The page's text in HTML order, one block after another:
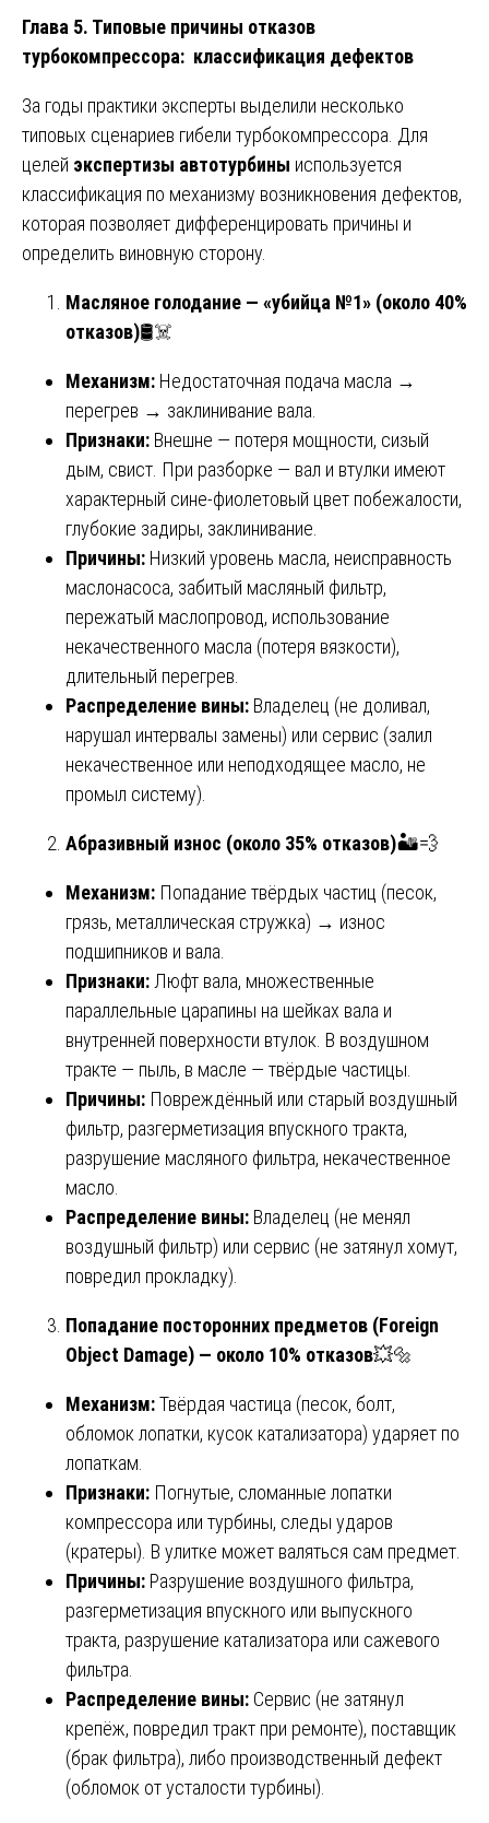
Глава 5. Типовые причины отказов
турбокомпрессора: классификация дефектов
За годы практики эксперты выделили несколько
типовых сценариев гибели турбокомпрессора. Для
целей экспертизы автотурбины используется
классификация по механизму возникновения дефектов,
которая позволяет дифференцировать причины и
определить виновную сторону.
Масляное голодание — «убийца №1» (около 40%
отказов)🛢️☠️
Механизм: Недостаточная подача масла →
перегрев → заклинивание вала.
Признаки: Внешне — потеря мощности, сизый
дым, свист. При разборке — вал и втулки имеют
характерный сине-фиолетовый цвет побежалости,
глубокие задиры, заклинивание.
Причины: Низкий уровень масла, неисправность
маслонасоса, забитый масляный фильтр,
пережатый маслопровод, использование
некачественного масла (потеря вязкости),
длительный перегрев.
Распределение вины: Владелец (не доливал,
нарушал интервалы замены) или сервис (залил
некачественное или неподходящее масло, не
промыл систему).
Абразивный износ (около 35% отказов)🏜️💨
Механизм: Попадание твёрдых частиц (песок,
грязь, металлическая стружка) → износ
подшипников и вала.
Признаки: Люфт вала, множественные
параллельные царапины на шейках вала и
внутренней поверхности втулок. В воздушном
тракте — пыль, в масле — твёрдые частицы.
Причины: Повреждённый или старый воздушный
фильтр, разгерметизация впускного тракта,
разрушение масляного фильтра, некачественное
масло.
Распределение вины: Владелец (не менял
воздушный фильтр) или сервис (не затянул хомут,
повредил прокладку).
Попадание посторонних предметов (Foreign
Object Damage) — около 10% отказов💥🔩
Механизм:Твёрдая частица (песок, болт,
обломок лопатки, кусок катализатора) ударяет по
лопаткам.
Признаки: Погнутые, сломанные лопатки
компрессора или турбины, следы ударов
(кратеры). В улитке может валяться сам предмет.
Причины: Разрушение воздушного фильтра,
разгерметизация впускного или выпускного
тракта, разрушение катализатора или сажевого
фильтра.
Распределение вины: Сервис (не затянул
крепёж, повредил тракт при ремонте), поставщик
(брак фильтра), либо производственный дефект
(обломок от усталости турбины).